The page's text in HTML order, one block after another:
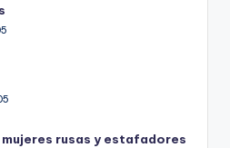
mujeres rusas y estafadores